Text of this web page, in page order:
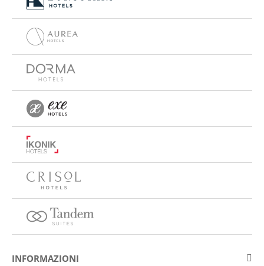
INFORMAZIONI